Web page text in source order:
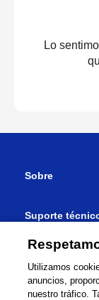
Lo
Sobre
Suporte
Donde comprar
Conectar
Utilizamos
anuncios,
nuestro tráfico.